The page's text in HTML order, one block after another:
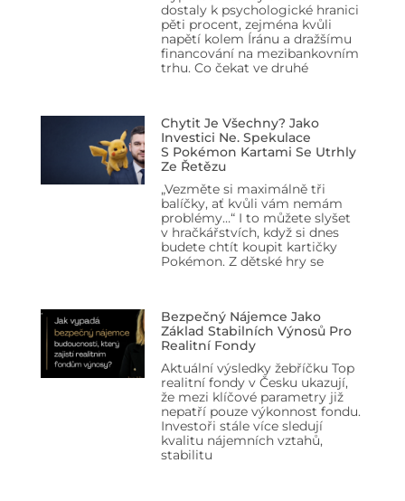
dostaly k psychologické hranici
pěti procent, zejména kvůli
napětí kolem Íránu a dražšímu
financování na mezibankovním
trhu. Co čekat ve druhé
Chytit Je Všechny? Jako
Investici Ne. Spekulace
S Pokémon Kartami Se Utrhly
Ze Řetězu
„Vezměte si maximálně tři
balíčky, ať kvůli vám nemám
problémy…“ I to můžete slyšet
v hračkářstvích, když si dnes
budete chtít koupit kartičky
Pokémon. Z dětské hry se
Bezpečný Nájemce Jako
Základ Stabilních Výnosů Pro
Realitní Fondy
Aktuální výsledky žebříčku Top
realitní fondy v Česku ukazují,
že mezi klíčové parametry již
nepatří pouze výkonnost fondu.
Investoři stále více sledují
kvalitu nájemních vztahů,
stabilitu